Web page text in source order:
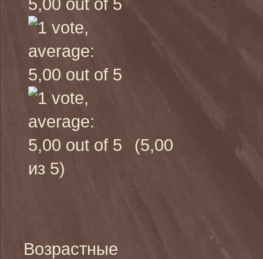
(5,00
из 5)
Возрастные